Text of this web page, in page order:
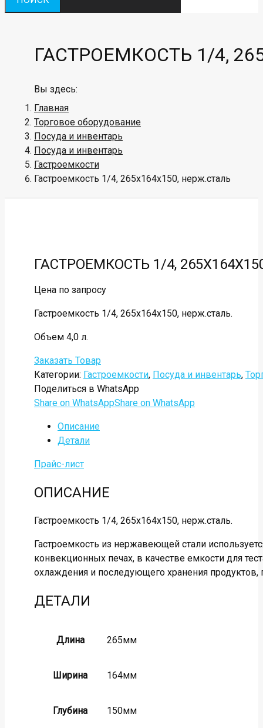
ГАСТРОЕМКОСТЬ 1/4,
Вы здесь:
Главная
Торговое оборудование
Посуда и инвентарь
Посуда и инвентарь
Гастроемкости
Гастроемкость 1/4, 265х164х150, нерж.сталь
ГАСТРОЕМКОСТЬ 1/4,
Цена по запросу
Гастроемкость 1/4, 265х164х150, нерж.сталь.
Объем 4,0 л.
Заказать Товар
Категории: Гастроемкости, Посуда и инвентарь,
Поделиться в WhatsApp
Share on WhatsAppShare on WhatsApp
Описание
Детали
Прайс-лист
ОПИСАНИЕ
Гастроемкость 1/4, 265х164х150, нерж.сталь.
Гастроемкость из нержавеющей стали
конвекционных печах, в качестве емкости для
охлаждения и последующего хранения
ДЕТАЛИ
Длина 265мм
Ширина 164мм
Глубина 150мм